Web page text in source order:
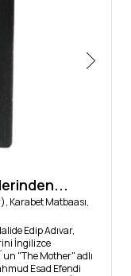
Karabet Matbaası,
Edip Adıvar,
İngilizce
"The Mother" adlı
Esad Efendi